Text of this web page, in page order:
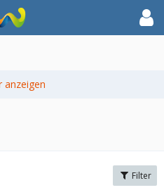
Filter